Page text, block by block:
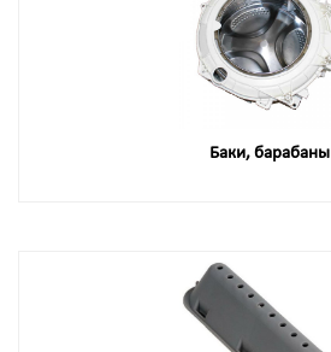
Баки, барабаны